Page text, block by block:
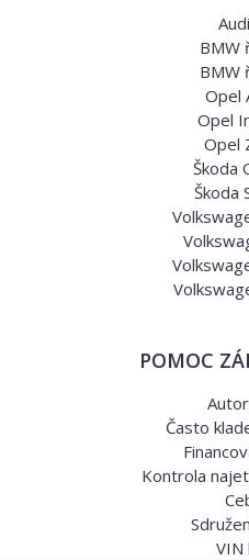
BMW
BMW
Opel
Opel
Opel
Škoda
Škoda
POMOC
Často
Kontrola
VIN